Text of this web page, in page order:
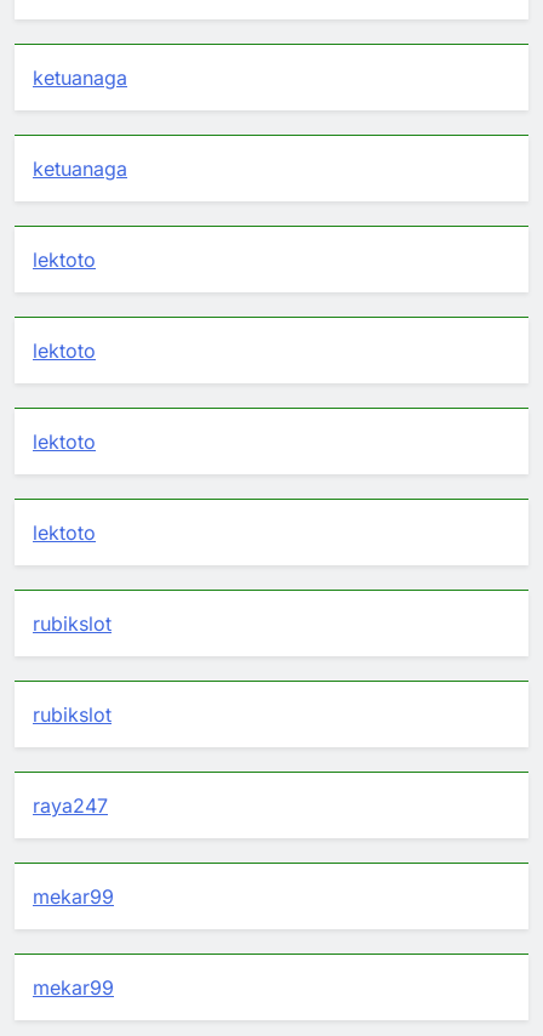
ketuanaga
ketuanaga
lektoto
lektoto
lektoto
lektoto
rubikslot
rubikslot
raya247
mekar99
mekar99